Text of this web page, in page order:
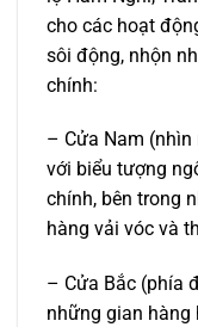
cho các hoạt
sôi động, nhộn
chính:
– Cửa Nam
với biểu tượng
chính, bên trong
hàng vải vóc và
– Cửa Bắc (phía
những gian